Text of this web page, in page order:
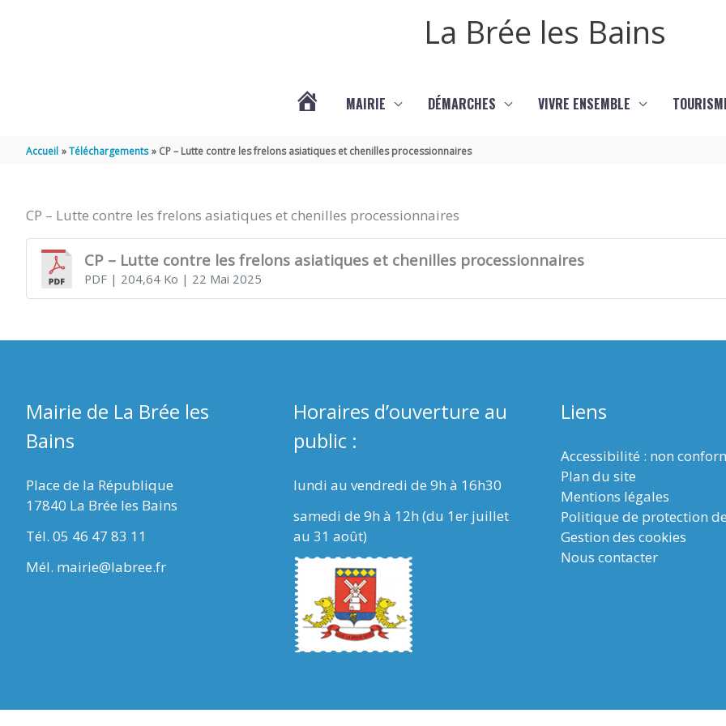
La Brée les Bains
MAIRIE DÉMARCHES VIVRE ENSEMBLE
Accueil Téléchargements CP – Lutte contre les frelons asiatiques et chenilles processionnaires
CP – Lutte contre les frelons asiatiques et chenilles processionnaires
CP – Lutte contre les frelons asiatiques et chenilles processionnaires
PDF| 204,64 Ko | 22 Mai 2025
Mairie de La Brée les
Bains
Place de la République
17840 La Brée les Bains
Tél. 05 46 47 83 11
Mél. mairie@labree.fr
Horaires d’ouverture au
public :
lundi au vendredi de 9h à 16h30
samedi de 9h à 12h (du 1er juillet
au 31 août)
Liens
Accessibilité : non
Plan du site
Mentions légales
Politique de protection
Gestion des cookies
Nous contacter